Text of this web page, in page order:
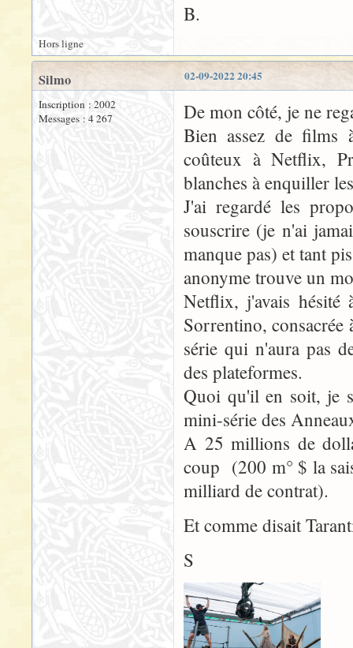
B.
Hors ligne
02-09-2022 20:45
Silmo
Inscription : 2002
Messages : 4 267
De mon côté, je ne
Bien assez de films
coûteux à Netflix,
blanches à enquiller
J'ai regardé les
souscrire (je n'ai
manque pas) et tant
anonyme trouve un
Netflix, j'avais
Sorrentino,
série qui n'aura pas
des plateformes.
Quoi qu'il en soit, je
mini-série des
A 25 millions de
coup (200 m° $ la
milliard de contrat).
Et comme disait
S